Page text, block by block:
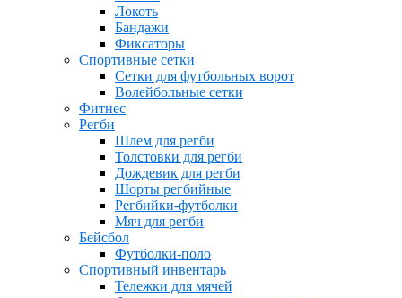
Локоть
Бандажи
Фиксаторы
Спортивные сетки
Сетки для футбольных ворот
Волейбольные сетки
Фитнес
Регби
Шлем для регби
Толстовки для регби
Дождевик для регби
Шорты регбийные
Регбийки-футболки
Мяч для регби
Бейсбол
Футболки-поло
Спортивный инвентарь
Тележки для мячей